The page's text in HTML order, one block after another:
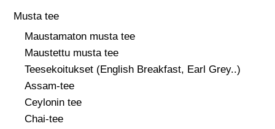
Musta tee
Maustamaton musta tee
Maustettu musta tee
Teesekoitukset (English Breakfast, Earl Grey..)
Assam-tee
Ceylonin tee
Chai-tee